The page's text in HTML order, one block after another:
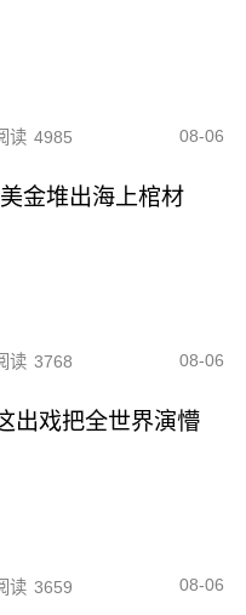
读 4985 08-06
金堆出海上棺材
读 3768 08-06
出戏把全世界演懵
读 3659 08-06